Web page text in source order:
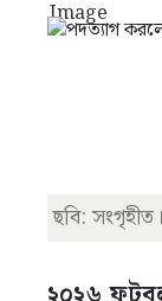
ছবি: সংগৃহীত।